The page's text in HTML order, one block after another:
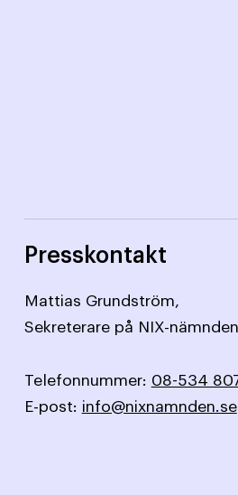
Presskontakt
Mattias Grundström,
Sekreterare på NIX-nämnden
Telefonnummer: 08-534
E-post: info@nixnamnden.se